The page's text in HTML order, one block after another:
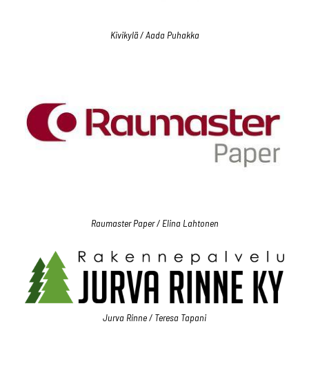
Kivikylä / Aada Puhakka
Raumaster Paper / Elina Lahtonen
Jurva Rinne / Teresa Tapani